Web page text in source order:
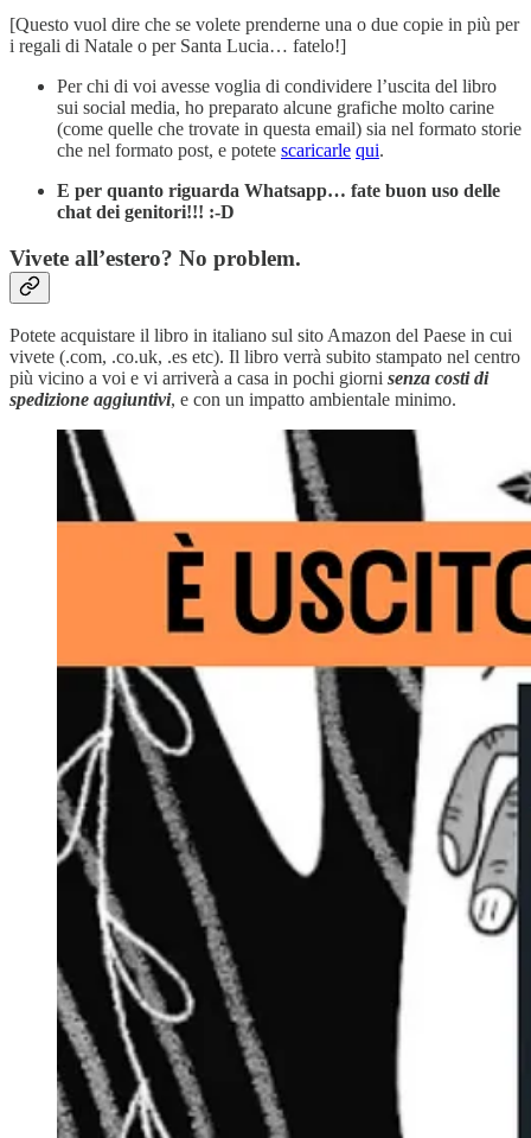
[Questo vuol dire che se volete prenderne una o due copie in più per
i regali di Natale o per Santa Lucia… fatelo!]
Per chi di voi avesse voglia di condividere l’uscita del libro
sui social media, ho preparato alcune grafiche molto carine
(come quelle che trovate in questa email) sia nel formato storie
che nel formato post, e potete scaricarle qui.
E per quanto riguarda Whatsapp… fate buon uso delle
chat dei genitori!!! :-D
Vivete all’estero? No problem.
Potete acquistare il libro in italiano sul sito Amazon del Paese in cui
vivete (.com, .co.uk, .es etc). Il libro verrà subito stampato nel centro
più vicino a voi e vi arriverà a casa in pochi giorni senza costi di
spedizione aggiuntivi, e con un impatto ambientale minimo.